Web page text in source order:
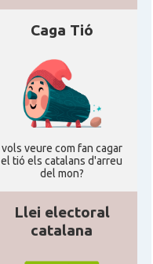
Caga Tió
vols veure com fan cagar
el tió els catalans d'arreu
del mon?
Llei electoral
catalana